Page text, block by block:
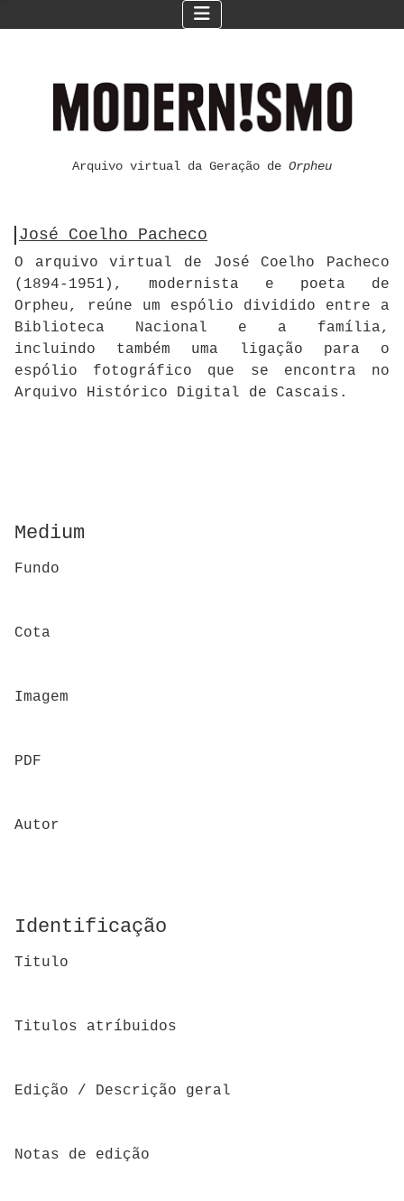
Arquivo virtual da Geração de Orpheu
José Coelho Pacheco
O arquivo virtual de José Coelho Pacheco
(1894-1951), modernista e poeta de
Orpheu, reúne um espólio dividido entre a
Biblioteca Nacional e a família,
incluindo também uma ligação para o
espólio fotográfico que se encontra no
Arquivo Histórico Digital de Cascais.
Medium
Fundo
Cota
Imagem
PDF
Autor
Identificação
Titulo
Titulos atríbuidos
Edição / Descrição geral
Notas de edição